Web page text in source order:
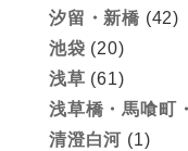
汐留・新橋 (42)
池袋 (20)
浅草 (61)
浅草橋・馬喰町
清澄白河 (1)